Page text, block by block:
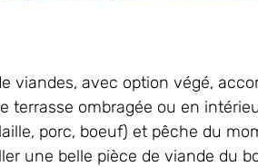
viandes, avec option végé,
terrasse ombragée ou en
porc, boeuf) et pêche du
une belle pièce de viande du